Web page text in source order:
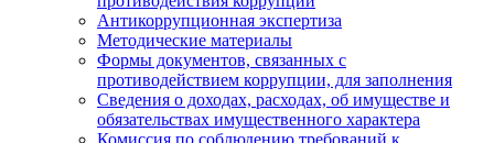
Антикоррупционная экспертиза
Методические материалы
Формы документов, связанных с
противодействием коррупции, для заполнения
Сведения о доходах, расходах, об имуществе и
обязательствах имущественного характера
Комиссия по соблюдению требований к